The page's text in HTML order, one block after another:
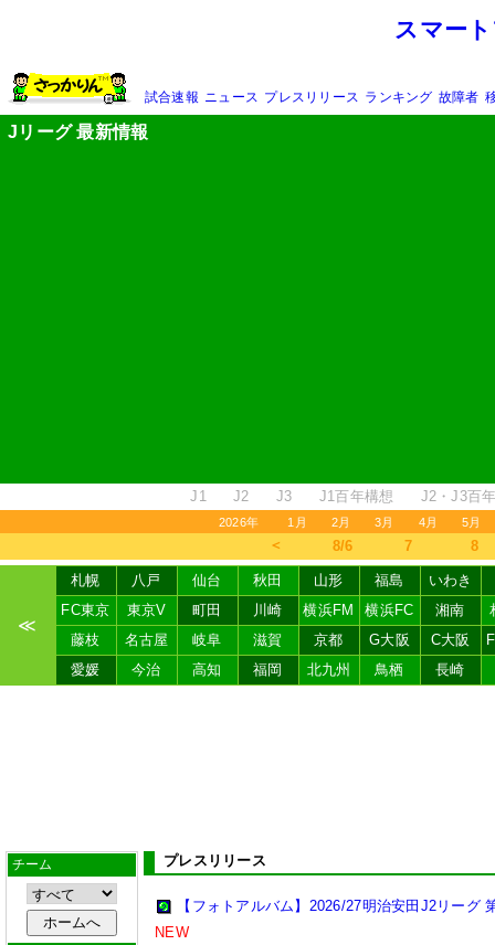
スマー
試合速報 ニュース プレスリリース ランキング 故障者
Jリーグ 最新情報
J1 J2 J3 J1百年構想 J2・J3百
2026年 1月 2月 3月 4月 5月
＜ 8/6 7 8
≪
札幌 八戸 仙台 秋田 山形 福島
いわき
FC東京
東京V 町田 川崎 横浜FM 横浜FC 湘南
藤枝
名古屋 岐阜 滋賀 京都 G大阪 C大阪
愛媛
今治 高知 福岡 北九州 鳥栖 長崎
チーム プレスリリース
【フォトアルバム】2026/27明治安田J2リーグ
NEW